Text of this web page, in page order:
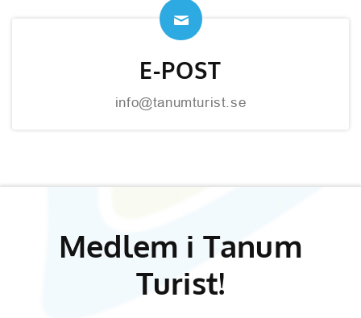
E-POST
info@tanumturist.se
Medlem i Tanum
Turist!